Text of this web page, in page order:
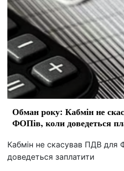
Обман року: Кабмін не
ФОПів, коли доведеться
Кабмін не скасував ПДВ для
доведеться заплатити